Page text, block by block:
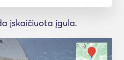
įskaičiuota įgula.